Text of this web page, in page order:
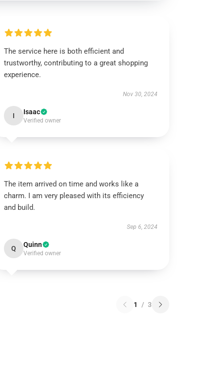
The service here is both efficient and
trustworthy, contributing to a great shopping
experience.
Nov 30, 2024
I Isaac
Verified owner
The item arrived on time and works like a
charm. I am very pleased with its efficiency
and build.
Sep 6, 2024
Q Quinn
Verified owner
1 / 3